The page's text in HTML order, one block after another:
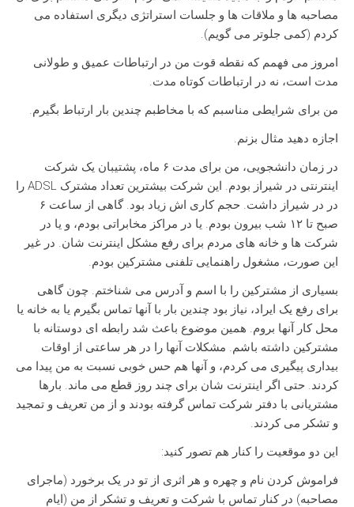
مصاحبه ها و ملاقات ها و جلسات استراتژی دیگری استفاده می
کردم (کمی جلوتر می گویم).
امروز می فهمم که نقطه قوت من در ارتباطات عمیق و طولانی
مدت است، نه در ارتباطات کوتاه مدت.
من برای شرایطی مناسبم که با مخاطبم چندین بار ارتباط بگیرم.
اجازه دهید مثال بزنم.
در زمان دانشجویی، من برای مدت ۶ ماه، پشتیبان یک شرکت
اینترنتی در شیراز بودم. این شرکت بیشترین تعداد مشترک ADSL را
در در شیراز داشت. حجم کاری اش زیاد بود. گاهی از ساعت ۶
صبح تا ۱۲ شب بیرون بودم. یا در مراکز مخابراتی بودم، و یا در
شرکت ها و خانه های مردم برای رفع مشکل اینترنت شان. در غیر
این صورت، مشغول راهنمایی تلفنی مشترکین بودم.
بسیاری از مشترکین را با اسم و آدرس می شناختم. چون گاهی
برای رفع یک ایراد، نیاز بود چندین بار با آنها تماس بگیرم یا به خانه یا
محل کار آنها بروم. همین موضوع باعث شد رابطه ای دوستانه با
مشترکین داشته باشم. مشکلات آنها را در هر ساعتی از اوقات
بیداری پیگیری می کردم، و آنها هم حس خوبی نسبت به من پیدا می
کردند. حتی اگر اینترنت شان برای چند روز قطع می ماند. بارها
مشتریانی با دفتر شرکت تماس گرفته بودند و از من تعریف و تمجید
و تشکر می کردند.
این دو موقعیت را کنار هم تصور کنید:
فراموش کردن نام و چهره و هر اثری از تو در یک برخورد (ماجرای
مصاحبه) در کنار تماس با شرکت و تعریف و تشکر از من (ایام